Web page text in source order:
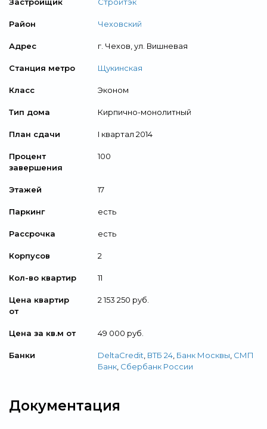
Район Чеховский
Адрес г. Чехов, ул. Вишневая
Станция метро Щукинская
Класс Эконом
Тип дома Кирпично-монолитный
План сдачи I квартал 2014
Процент
завершения
100
Этажей 17
Паркинг есть
Рассрочка есть
Корпусов 2
Кол-во квартир 11
Цена квартир
от
2 153 250 руб.
Цена за кв.м от 49 000 руб.
Банки DeltaCredit ВТБ 24 Банк Москвы СМП
Банк Сбербанк России
Документация